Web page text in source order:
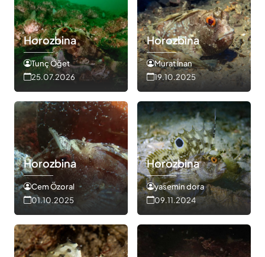
Horozbina
Tunç Öğet
25.07.2026
Horozbina
Murat İnan
19.10.2025
Horozbina
Cem Özoral
01.10.2025
Horozbina
yasemin dora
09.11.2024